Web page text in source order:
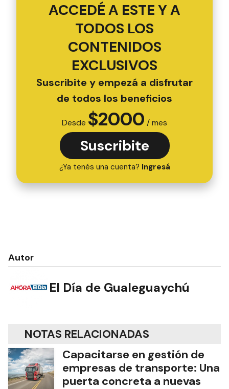
ACCEDÉ A ESTE Y A
TODOS LOS
CONTENIDOS
EXCLUSIVOS
Suscribite y empezá a disfrutar
de todos los beneficios
Desde $2000 / mes
Suscribite
¿Ya tenés una cuenta? Ingresá
Autor
El Día de Gualeguaychú
NOTAS RELACIONADAS
Capacitarse en gestión de
empresas de transporte: Una
puerta concreta a nuevas